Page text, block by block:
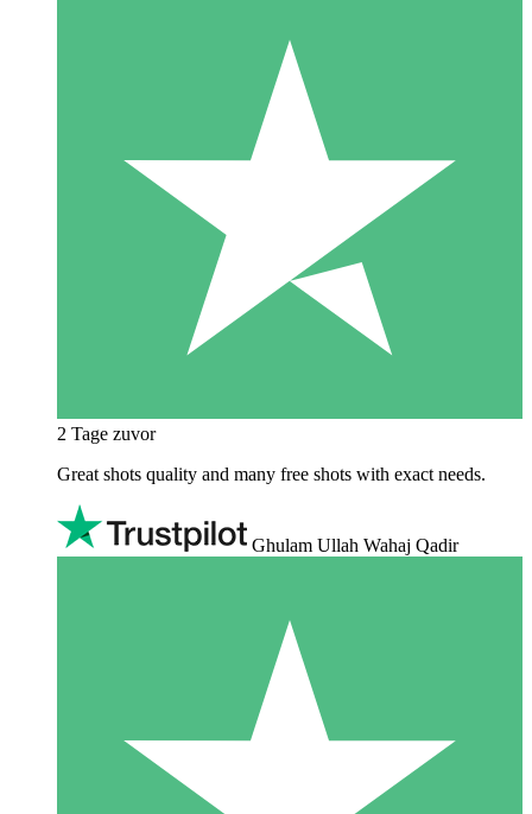
2 Tage zuvor
Great shots quality and many free shots with exact needs.
Ghulam Ullah Wahaj Qadir